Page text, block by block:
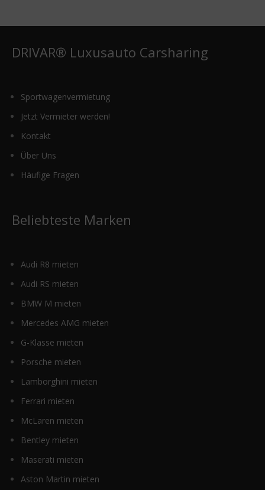
der
Produktseite
DRIVAR® Luxusauto Carsharing
Sportwagenvermietung
Jetzt Vermieter werden!
Kontakt
Über Uns
Häufige Fragen
Beliebteste Marken
Audi R8 mieten
Audi RS mieten
BMW M mieten
Mercedes AMG mieten
G-Klasse mieten
Porsche mieten
Lamborghini mieten
Ferrari mieten
McLaren mieten
Bentley mieten
Maserati mieten
Aston Martin mieten